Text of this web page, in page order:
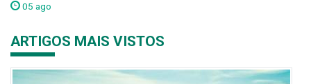
05 ago
ARTIGOS MAIS VISTOS